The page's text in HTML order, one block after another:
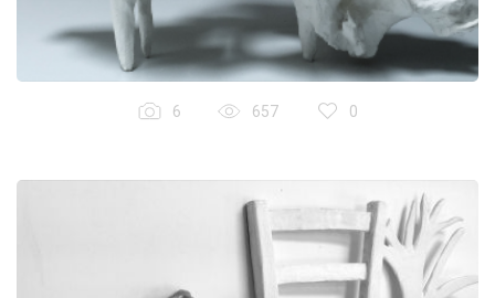
6 657 0